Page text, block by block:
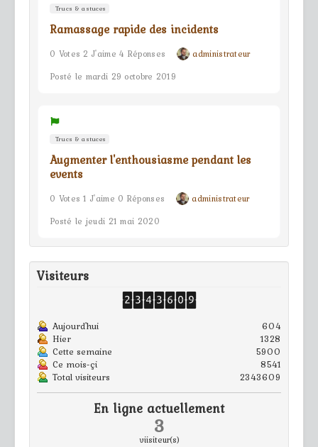
Trucs & astuces
Ramassage rapide des incidents
0 Votes 2 J'aime 4 Réponses
administrateur
Posté le mardi 29 octobre 2019
Trucs & astuces
Augmenter l'enthousiasme pendant les
events
0 Votes 1 J'aime 0 Réponses
administrateur
Posté le jeudi 21 mai 2020
Visiteurs
Aujourd'hui
604
Hier
1328
Cette semaine
5900
Ce mois-çi
8541
Total visiteurs
2343609
En ligne actuellement
3
viisiteur(s)